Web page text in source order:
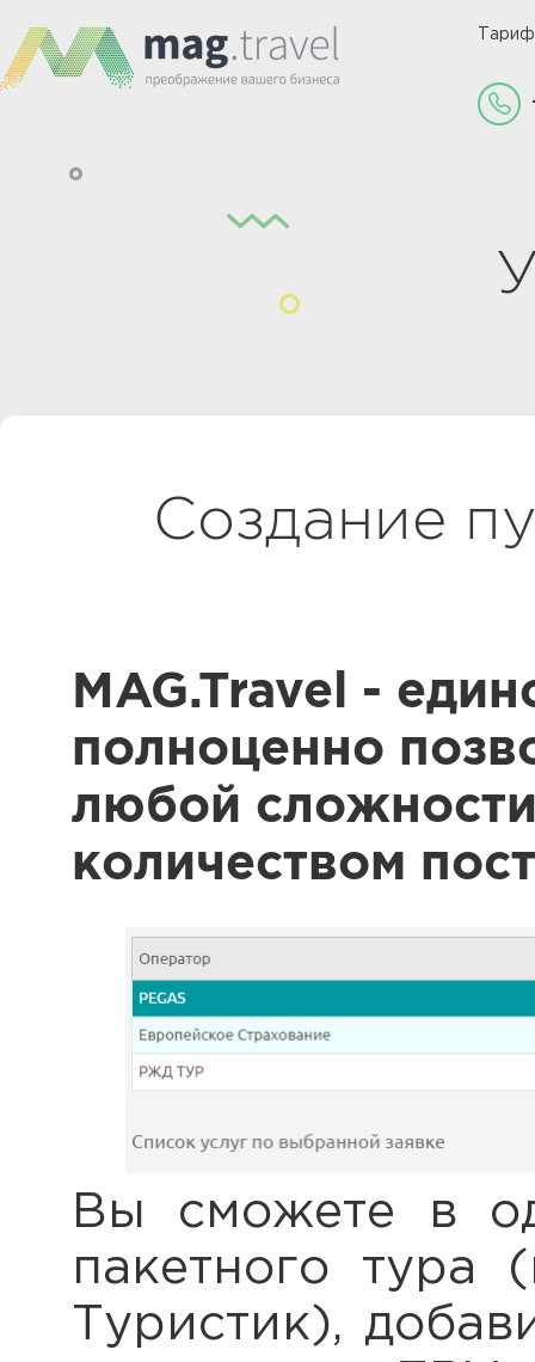
Создание
MAG.Travel -
полноценно
любой
количеством
Вы сможете в
пакетного тура
Туристик),